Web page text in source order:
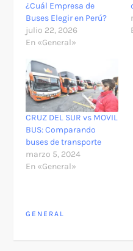
¿Cuál Empresa de
Buses Elegir en Perú?
julio 22, 2026
En «General»
CRUZ DEL SUR vs MOVIL
BUS: Comparando
buses de transporte
marzo 5, 2024
En «General»
GENERAL